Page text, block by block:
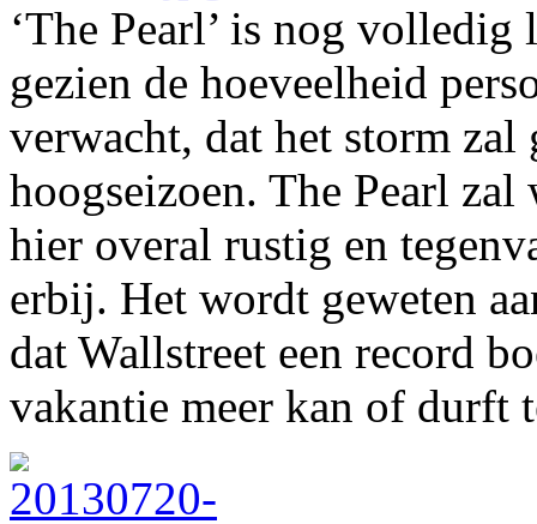
‘The Pearl’ is nog volledig
gezien de hoeveelheid
verwacht, dat het storm
hoogseizoen. The Pearl
hier overal rustig en
erbij. Het wordt geweten
dat Wallstreet een record
vakantie meer kan of durft